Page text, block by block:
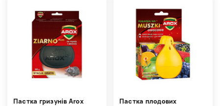
Пастка гризунів Arox
Пастка плодових